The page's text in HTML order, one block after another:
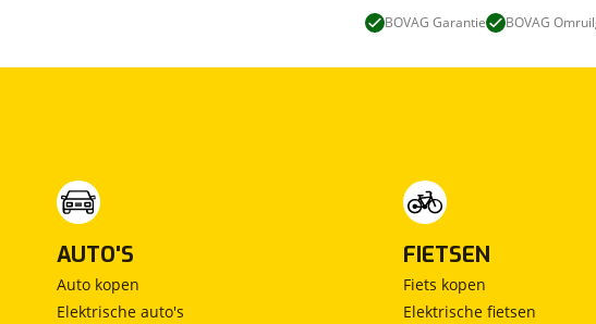
BOVAG Garantie BOVAG
AUTO'S
Auto kopen
Elektrische auto's
FIETSEN
Fiets kopen
Elektrische fietsen